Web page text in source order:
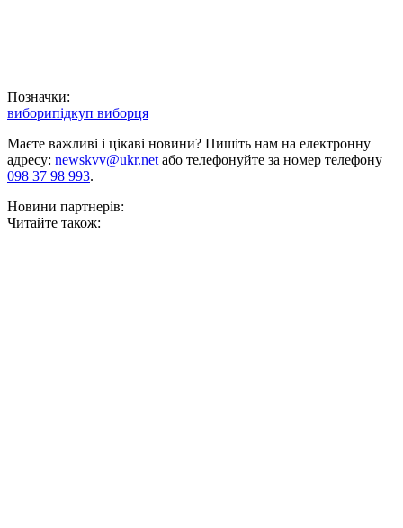
Позначки:
виборипідкуп виборця
Маєте важливі і цікаві новини? Пишіть нам на електронну
адресу: newskvv@ukr.netабо телефонуйте за номер телефону
098 37 98 993.
Новини партнерів:
Читайте також: